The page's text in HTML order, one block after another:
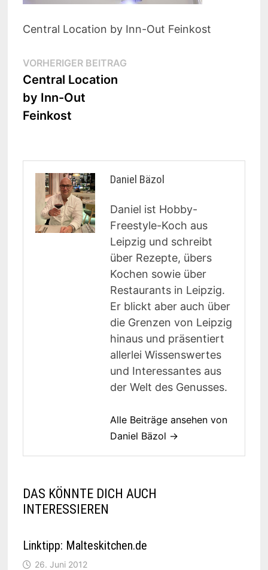
Central Location by Inn-Out Feinkost
Beitragsnavigation
VORHERIGER BEITRAGVorheriger
Central Location
by Inn-Out
Feinkost
Daniel Bäzol
Daniel ist Hobby-
Freestyle-Koch aus
Leipzig und schreibt
über Rezepte, übers
Kochen sowie über
Restaurants in Leipzig.
Er blickt aber auch über
die Grenzen von Leipzig
hinaus und präsentiert
allerlei Wissenswertes
und Interessantes aus
der Welt des Genusses.
Alle Beiträge ansehen von
Daniel Bäzol →
DAS KÖNNTE DICH AUCH
INTERESSIEREN
Linktipp: Malteskitchen.de
26. Juni 2012